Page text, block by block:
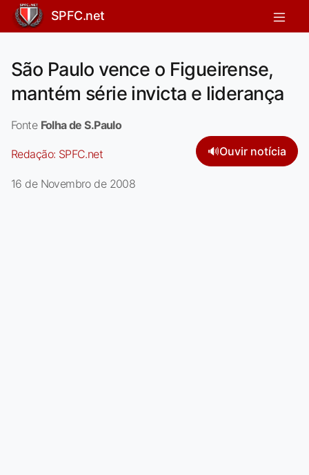
SPFC.net
São Paulo vence o Figueirense,
mantém série invicta e liderança
Fonte Folha de S.Paulo
Redação: SPFC.net 🔊Ouvir notícia
16 de Novembro de 2008